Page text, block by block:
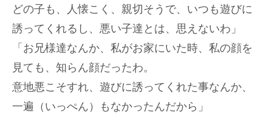
どの子も、人懐こく、親切そうで、いつも遊びに
誘ってくれるし、悪い子達とは、思えないわ」
「お兄様達なんか、私がお家にいた時、私の顔を
見ても、知らん顔だったわ。
意地悪こそすれ、遊びに誘ってくれた事なんか、
一遍（いっぺん）もなかったんだから」